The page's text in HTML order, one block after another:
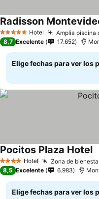
5 Estrellas Hotel Amplia piscina
Radisson
8,7 Excelente 17.652
Elige fechas para ver los
4 EstrellasHotel Zona de
Pocitos Plaza Hotel
8,5 Excelente 6.983
Elige fechas para ver los